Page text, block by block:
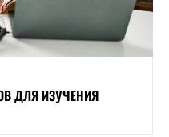
ДЛЯ ИЗУЧЕНИЯ